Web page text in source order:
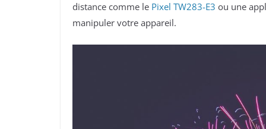
distance comme le Pixel TW283-E3 ou une
manipuler votre appareil.